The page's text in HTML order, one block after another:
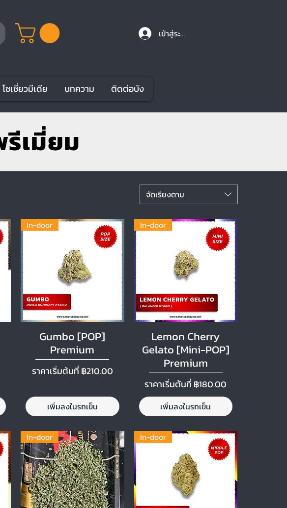
เข้าสู่ระบบ
โซเชี่ยวมีเดีย บทความ ติดต่อบัง
เมี่ยม
จัดเรียงตาม
ดูข้อมูลด่วน
In-door
Gumbo [POP]
Premium
ราคาเริ่มต้นที่ ฿210.00
ราคาขายลด
เพิ่มลงในรถเข็น
ดูข้อมูลด่วน
In-door
Lemon Cherry
Gelato [Mini-POP]
Premium
ราคาเริ่มต้นที่ ฿180.00
ราคาขายลด
เพิ่มลงในรถเข็น
In-door In-door